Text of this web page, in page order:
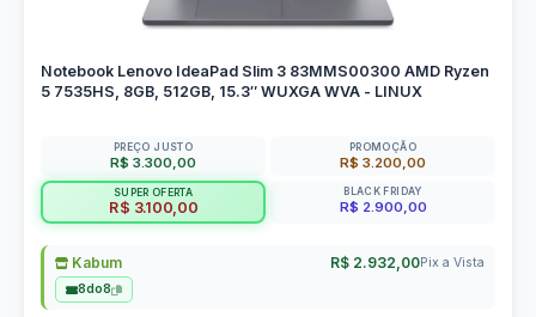
Notebook Lenovo IdeaPad Slim 3 83MMS00300 AMD Ryzen
5 7535HS, 8GB, 512GB, 15.3″ WUXGA WVA - LINUX
PREÇO JUSTO
R$ 3.300,00
PROMOÇÃO
R$ 3.200,00
SUPER OFERTA
R$ 3.100,00
BLACK FRIDAY
R$ 2.900,00
Kabum R$ 2.932,00Pix a Vista
8do8